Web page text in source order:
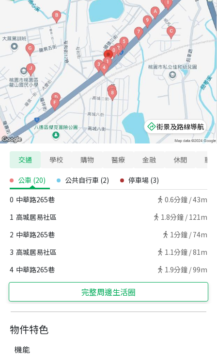
物件特色
機能
街景及路線導航
交通 學校 購物 醫療 金融 休閒 寵
公車 (20) 公共自行車 (2) 停車場 (3)
0 中華路265巷 0.6分鐘 /43m
1 高城居易社區 1.8分鐘 / 121m
2 中華路265巷 1分鐘 / 74m
3 高城居易社區 1.1分鐘 /81m
4 中華路265巷 1.9分鐘 /99m
完整周邊生活圈